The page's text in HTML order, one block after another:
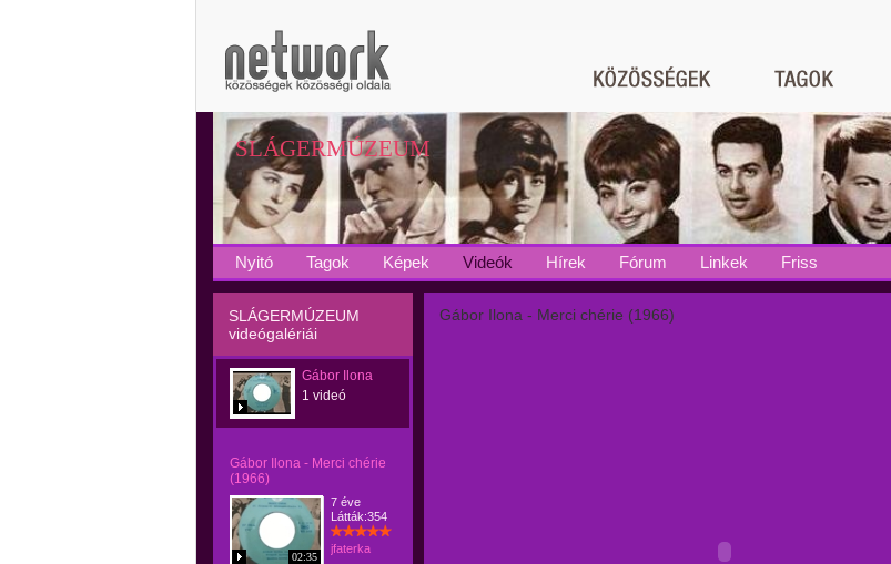
SLÁGERMÚZEUM
Nyitó Tagok Képek Videók Hírek Fórum Linkek Friss
SLÁGERMÚZEUM
videógalériái
Gábor Ilona
1 videó
Gábor Ilona - Merci chérie
(1966)
02:35
7 éve
Látták:354
jfaterka
Gábor Ilona - Merci chérie (1966)